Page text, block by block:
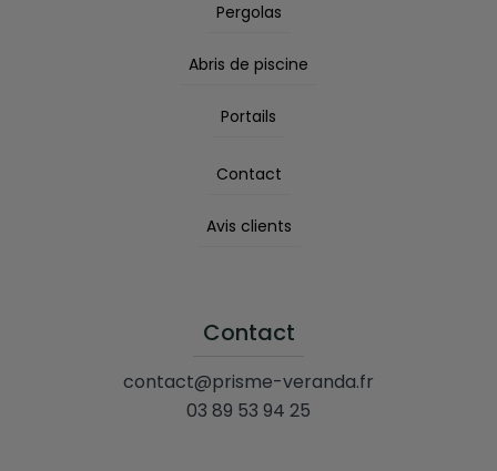
Pergolas
Abris de piscine
Portails
Contact
Avis clients
Contact
contact@prisme-veranda.fr
03 89 53 94 25